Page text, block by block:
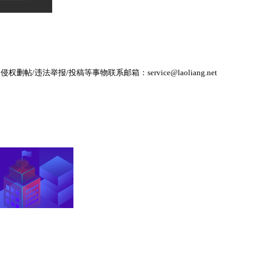
权删帖/违法举报/投稿等事物联系邮箱：service@laoliang.net